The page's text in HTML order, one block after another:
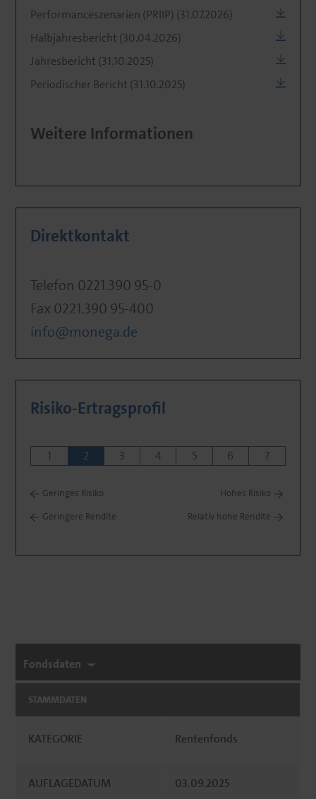
Performanceszenarien (PRIIP) (31.07.2026)
Halbjahresbericht (30.04.2026)
Jahresbericht (31.10.2025)
Periodischer Bericht (31.10.2025)
Weitere Informationen
Direktkontakt
Telefon 0221.390 95-0
Fax 0221.390 95-400
info@monega.de
Risiko-Ertragsprofil
1 2 3 4 5 6 7
Geringes Risiko
Hohes Risiko
Geringere Rendite
Relativ hohe Rendite
Fondsdaten
STAMMDATEN
KATEGORIE Rentenfonds
AUFLAGEDATUM 03.09.2025